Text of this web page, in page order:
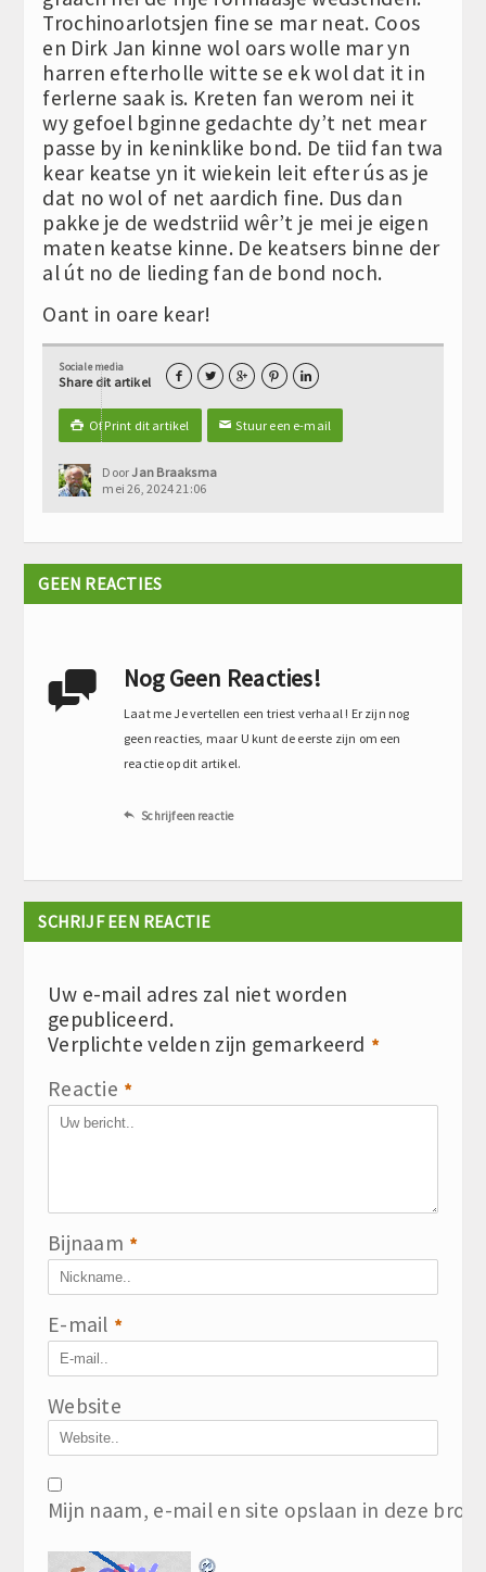
Trochinoarlotsjen fine se mar neat. Coos
en Dirk Jan kinne wol oars wolle mar yn
harren efterholle witte se ek wol dat it in
ferlerne saak is. Kreten fan werom nei it
wy gefoel bginne gedachte dy’t net mear
passe by in keninklike bond. De tiid fan twa
kear keatse yn it wiekein leit efter ús as je
dat no wol of net aardich fine. Dus dan
pakke je de wedstriid wêr’t je mei je eigen
maten keatse kinne. De keatsers binne der
al út no de lieding fan de bond noch.
Oant in oare kear!
Sociale media
Share dit artikel     
 Of Print dit artikel ✉Stuur een e-mail
DoorJan Braaksma
mei 26, 2024 21:06
GEEN REACTIES
 Nog Geen Reacties!
Laat me Je vertellen een triest verhaal ! Er zijn nog
geen reacties, maar U kunt de eerste zijn om een
reactie op dit artikel.
 Schrijf een reactie
SCHRIJF EEN REACTIE
Uw e-mail adres zal niet worden
gepubliceerd.
Verplichte velden zijn gemarkeerd *
Reactie *
Bijnaam *
E-mail *
Website
Mijn naam, e-mail en site opslaan in deze